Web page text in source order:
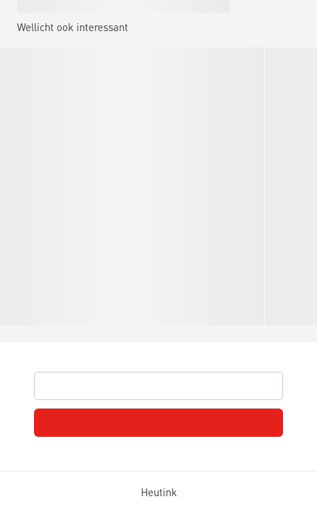
Wellicht ook interessant
Heutink